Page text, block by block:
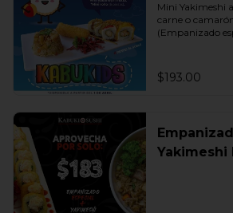
Mini Yakimeshi
carne o
(Empanizado
$193.00
Yakimeshi